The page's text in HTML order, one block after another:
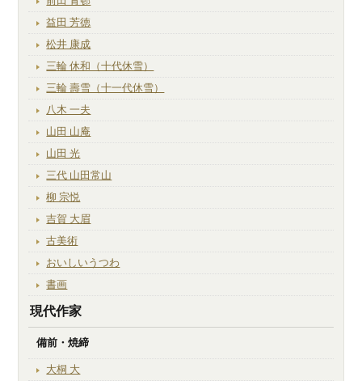
益田 芳徳
松井 康成
三輪 休和（十代休雪）
三輪 壽雪（十一代休雪）
八木 一夫
山田 山庵
山田 光
三代 山田常山
柳 宗悦
吉賀 大眉
古美術
おいしいうつわ
書画
現代作家
備前・焼締
大桐 大